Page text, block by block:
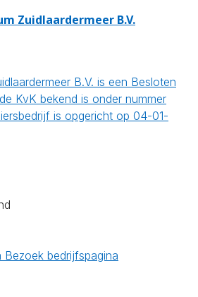
Zuidlaardermeer B.V.
B.V. is een Besloten
KvK bekend is onder nummer
is opgericht op 04-01-
Bezoek bedrijfspagina